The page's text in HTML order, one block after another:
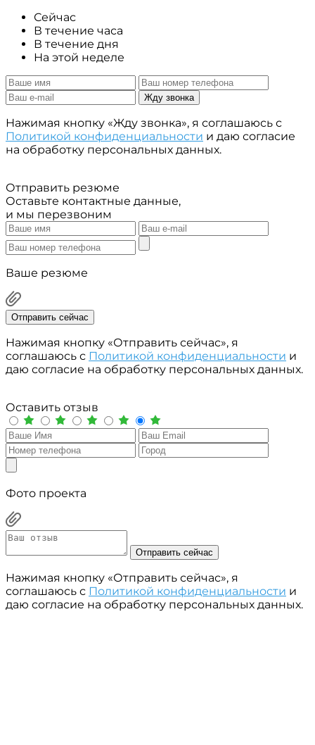
Сейчас
В течение часа
В течение дня
На этой неделе
Жду звонка
Нажимая кнопку «Жду звонка», я соглашаюсь с
Политикой конфиденциальности и даю согласие
на обработку персональных данных.
Отправить резюме
Оставьте контактные данные,
и мы перезвоним
Ваше резюме
Отправить сейчас
Нажимая кнопку «Отправить сейчас», я
соглашаюсь с Политикой конфиденциальности и
даю согласие на обработку персональных данных.
Оставить отзыв
Фото проекта
Отправить сейчас
Нажимая кнопку «Отправить сейчас», я
соглашаюсь с Политикой конфиденциальности и
даю согласие на обработку персональных данных.